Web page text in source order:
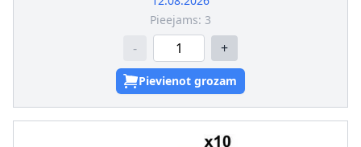
Pieejams: 3
- +
Pievienot grozam